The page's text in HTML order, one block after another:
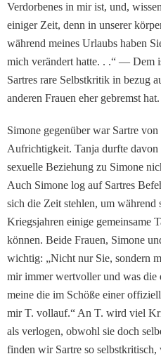
Verdorbenes in mir ist, und,
einiger Zeit, denn in unserer
während meines Urlaubs ha­ben
mich verändert hat­te. . .“ — Dem
Sartres rare Selbstkritik in bezug
anderen Frauen eher gebremst hat.
Simone gegenüber war Sartre von
Auf­richtigkeit. Tanja durfte da­von
sexuelle Beziehung zu Si­mone
Auch Simone log auf Sartres
sich die Zeit stehlen, um während
Kriegs­jahren einige gemeinsame
können. Beide Frauen, Si­mone
wichtig: „Nicht nur Sie, sondern
mir immer wertvoller und was die
meine die im Schöße einer
mir T. vollauf.“ An T. wird viel
als ver­logen, obwohl sie doch
finden wir Sartre so